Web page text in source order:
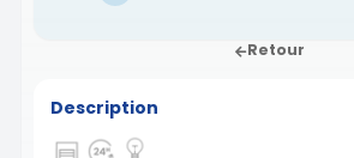
Retour
Description